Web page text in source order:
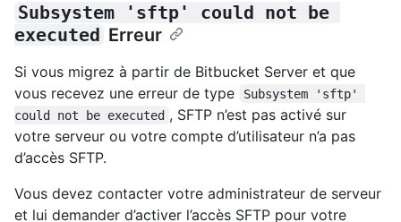
Subsystem 'sftp' could not be
executed Erreur
Si vous migrez à partir de Bitbucket Server et que
vous recevez une erreur de type
Subsystem 'sftp'
could not be executed , SFTP n’est pas activé sur
votre serveur ou votre compte d’utilisateur n’a pas
d’accès SFTP.
Vous devez contacter votre administrateur de serveur
et lui demander d’activer l’accès SFTP pour votre